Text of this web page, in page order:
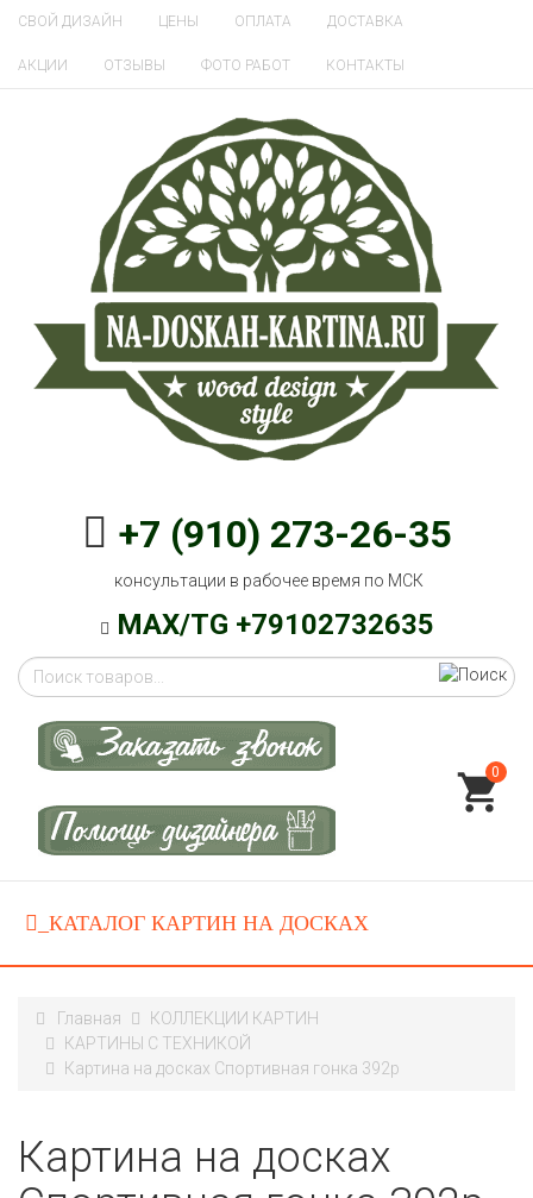
СВОЙ ДИЗАЙН ЦЕНЫ ОПЛАТА ДОСТАВКА
АКЦИИ ОТЗЫВЫ ФОТО РАБОТ КОНТАКТЫ
+7 (910) 273-26-35
консультации в рабочее время по МСК
MAX/TG +79102732635
0
Главная
КОЛЛЕКЦИИ КАРТИН
КАРТИНЫ C ТЕХНИКОЙ
Картина на досках Спортивная гонка 392p
Картина на досках